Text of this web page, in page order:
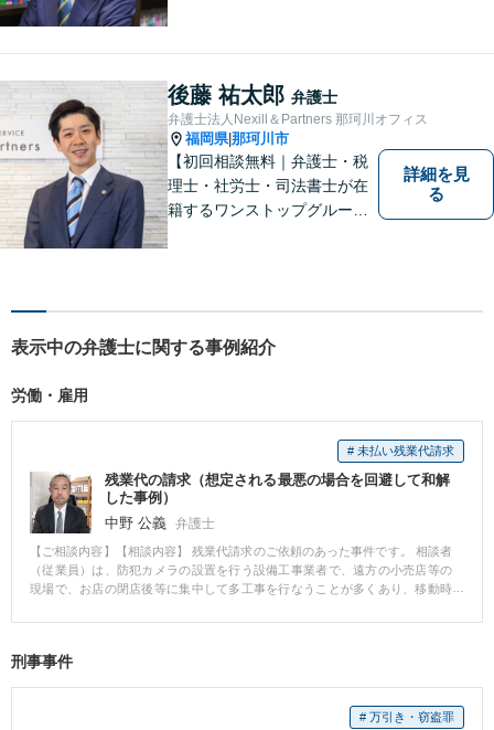
す！【弁護士歴15年】【博多
南駅から徒歩30秒】【予約で
時間外、休日相談可能】【法
テラス利用可】
後藤 祐太郎 弁護士
弁護士法人Nexill＆Partners 那珂川オフィス
福岡県|那珂川市
【初回相談無料｜弁護士・税
理士・社労士・司法書士が在
籍するワンストップグルー
等複数士業の知識が必要な案
プクラスの豊富な実績。
詳細を見
る
表示中の弁護士に関する事例紹介
労働・雇用
# 未払い残業代請求
残業代の請求（想定される最悪の場合を回避して和解
した事例）
中野 公義 弁護士
【ご相談内容】【相談内容】 残業代請求のご依頼のあった事件です。 相談者
（従業員）は、防犯カメラの設置を行う設備工事業者で、遠方の小売店等の
現場で、お店の閉店後等に集中して多工事を行なうことが多くあり、移動時
による請求の依頼を受けましたが、最終的には、請求した金額の半額で和解
に、最初は乗り気ではありませんでしたが、最終的には納得していただいた
用性を争っていました。 請求額は、相談者の有した資料の全てを一覧表にま
刑事事件
# 万引き・窃盗罪